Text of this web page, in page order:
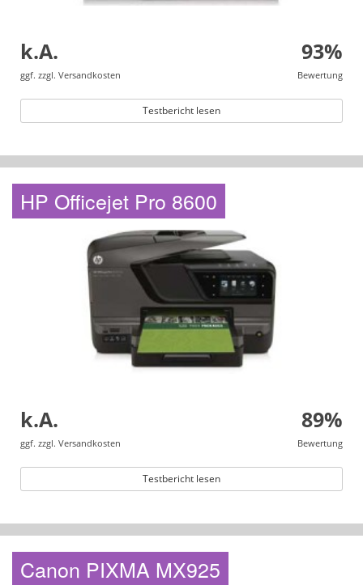
k.A.
ggf. zzgl. Versandkosten
93%
Bewertung
Testbericht lesen
HP Officejet Pro 8600
k.A.
ggf. zzgl. Versandkosten
89%
Bewertung
Testbericht lesen
Canon PIXMA MX925